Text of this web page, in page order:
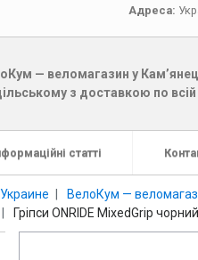
Адреса:
— веломагазин у
з доставкою по всій
статті
ВелоКум —
Гріпси ONRIDE MixedGrip чорний